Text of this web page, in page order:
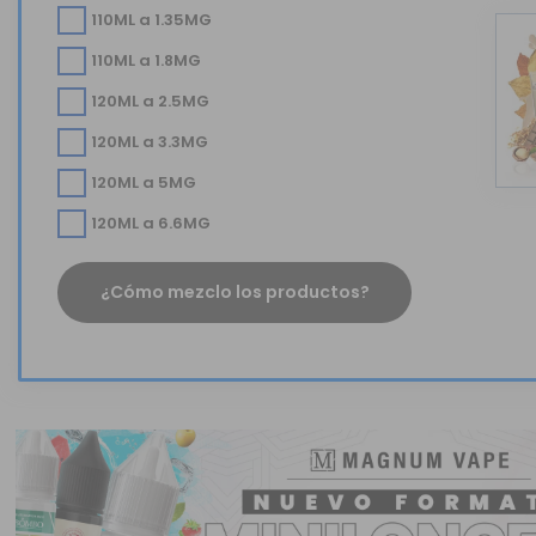
110ML a 1.35MG
110ML a 1.8MG
120ML a 2.5MG
120ML a 3.3MG
120ML a 5MG
120ML a 6.6MG
¿Cómo mezclo los productos?